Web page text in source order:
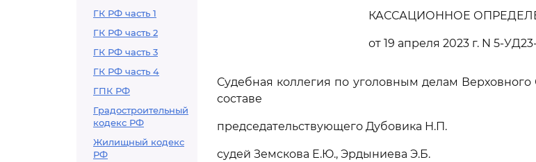
ГК РФ часть 1
ГК РФ часть 2
ГК РФ часть 3
ГК РФ часть 4
ГПК РФ
Градостроительный
кодекс РФ
Жилищный кодекс
РФ
КАССАЦИОННОЕ
от 19 апреля 2023 г. N 5-
Судебная коллегия по уголовным делам
составе
председательствующего Дубовика Н.П.
судей Земскова Е.Ю., Эрдыниева Э.Б.